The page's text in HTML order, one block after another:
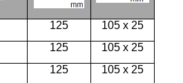
125
105 х 25
125
105 х 25
125
105 х 25